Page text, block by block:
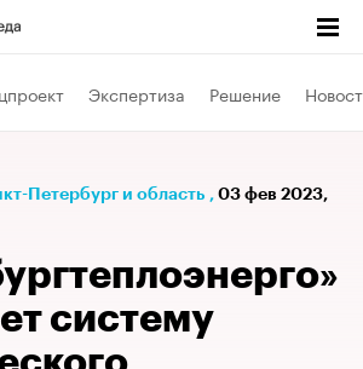
Экспертиза Решение
Петербург и область , 03 фев 2023,
систему